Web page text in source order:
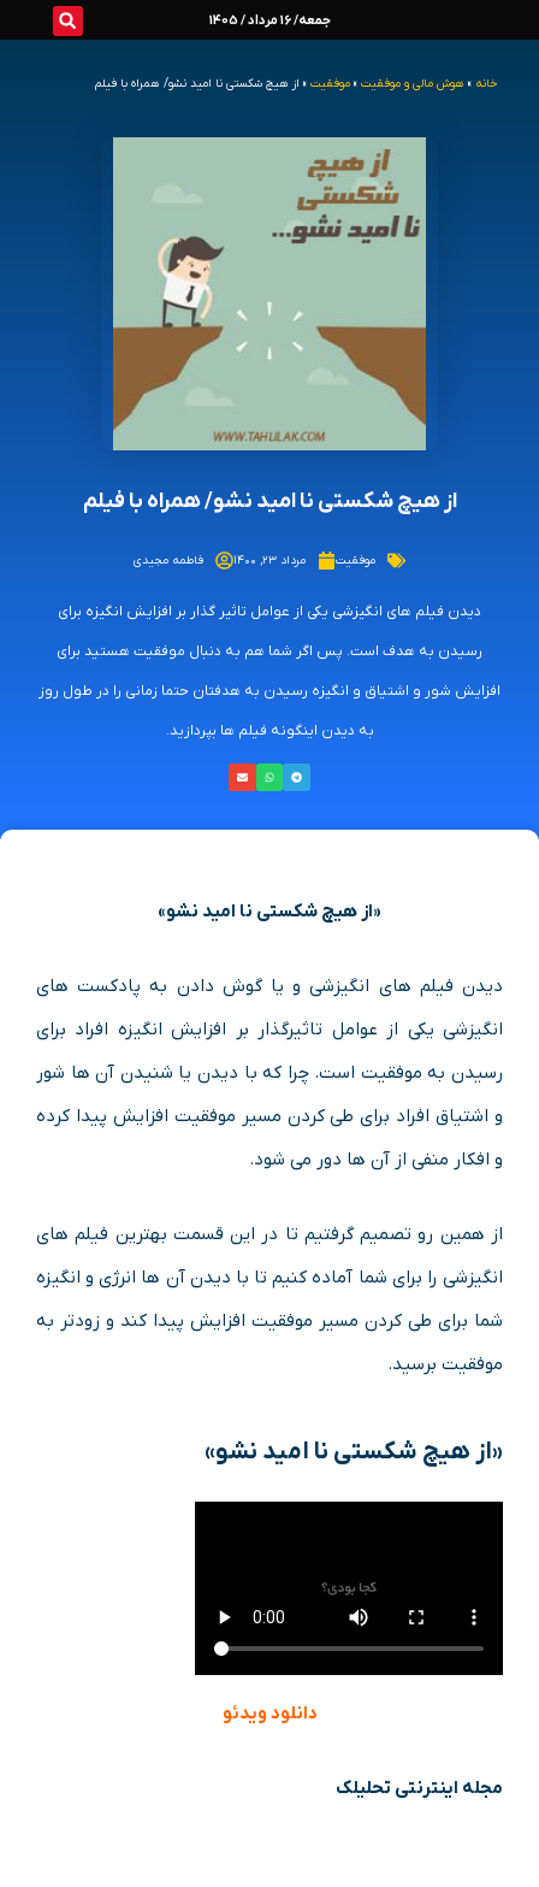
جمعه/ 16 مرداد / 1405
خانه » هوش مالی و موفقیت » موفقیت » از هیچ شکستی نا امید نشو/ همراه با فیلم
از هیچ شکستی نا امید نشو/ همراه با فیلم
موفقیت مرداد ۲۳, ۱۴۰۰ فاطمه مجیدی
دیدن فیلم های انگیزشی یکی از عوامل تاثیر گذار بر افزایش انگیزه برای
رسیدن به هدف است. پس اگر شما هم به دنبال موفقیت هستید برای
افزایش شور و اشتیاق و انگیزه رسیدن به هدفتان حتما زمانی را در طول روز
به دیدن اینگونه فیلم ها بپردازید.
«از هیچ شکستی نا امید نشو»
دیدن فیلم های انگیزشی و یا گوش دادن به پادکست های
انگیزشی یکی از عوامل تاثیرگذار بر افزایش انگیزه افراد برای
رسیدن به موفقیت است. چرا که با دیدن یا شنیدن آن ها شور
و اشتیاق افراد برای طی کردن مسیر موفقیت افزایش پیدا کرده
و افکار منفی از آن ها دور می شود.
از همین رو تصمیم گرفتیم تا در این قسمت بهترین فیلم های
انگیزشی را برای شما آماده کنیم تا با دیدن آن ها انرژی و انگیزه
شما برای طی کردن مسیر موفقیت افزایش پیدا کند و زودتر به
موفقیت برسید.
«از هیچ شکستی نا امید نشو»
دانلود ویدئو
مجله اینترنتی تحلیلک